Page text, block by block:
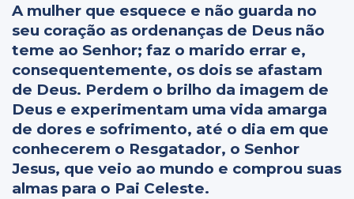
A mulher que esquece e não guarda no
seu coração as ordenanças de Deus não
teme ao Senhor; faz o marido errar e,
consequentemente, os dois se afastam
de Deus. Perdem o brilho da imagem de
Deus e experimentam uma vida amarga
de dores e sofrimento, até o dia em que
conhecerem o Resgatador, o Senhor
Jesus, que veio ao mundo e comprou suas
almas para o Pai Celeste.